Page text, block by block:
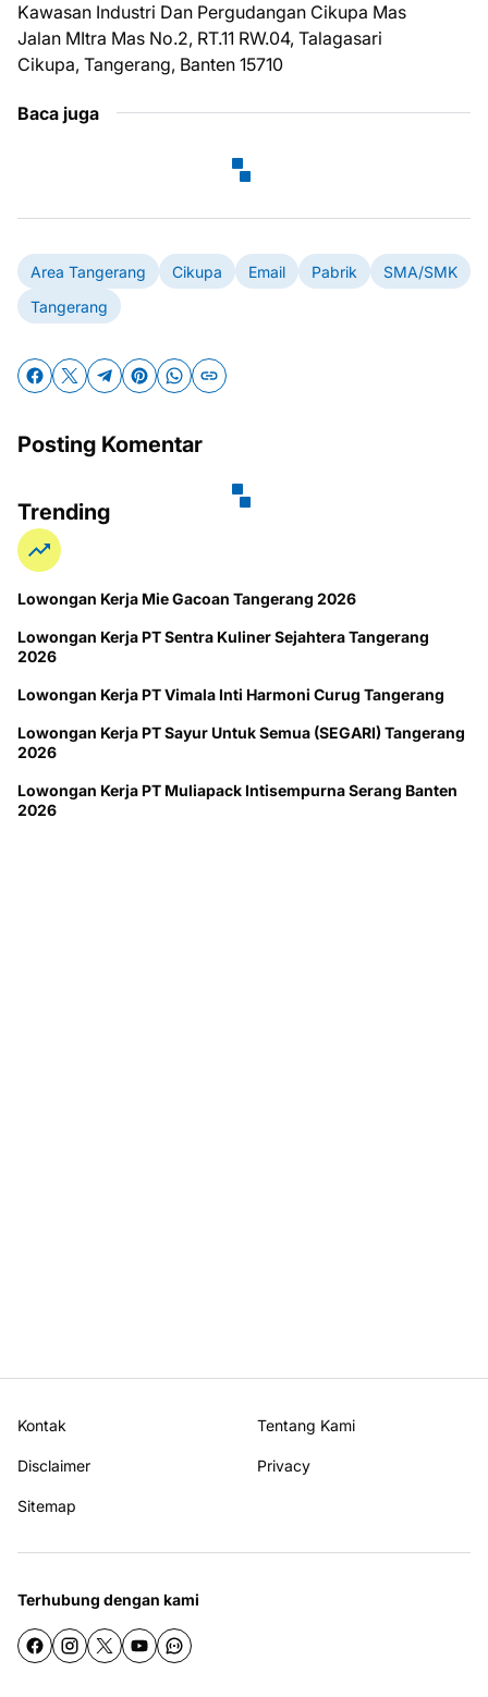
Kawasan Industri Dan Pergudangan Cikupa Mas
Jalan MItra Mas No.2, RT.11 RW.04, Talagasari
Cikupa, Tangerang, Banten 15710
Baca juga
Area Tangerang Cikupa Email Pabrik
SMA/SMK
Tangerang
Posting Komentar
Trending
Lowongan Kerja Mie Gacoan Tangerang 2026
Lowongan Kerja PT Sentra Kuliner Sejahtera Tangerang
2026
Lowongan Kerja PT Vimala Inti Harmoni Curug Tangerang
Lowongan Kerja PT Sayur Untuk Semua (SEGARI) Tangerang
2026
Lowongan Kerja PT Muliapack Intisempurna Serang Banten
2026
Kontak Tentang Kami
Disclaimer Privacy
Sitemap
Terhubung dengan kami